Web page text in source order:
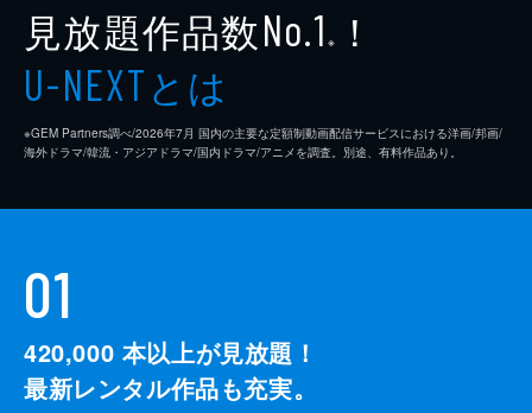
見放題作品数No.1 ※ ！
U-NEXTとは
※GEM Partners調べ/2026年7⽉ 国内の主要な定額制動画配信サービスにおける洋画/邦画/
海外ドラマ/韓流・アジアドラマ/国内ドラマ/アニメを調査。別途、有料作品あり。
01
420,000 本以上が見放題！
最新レンタル作品も充実。